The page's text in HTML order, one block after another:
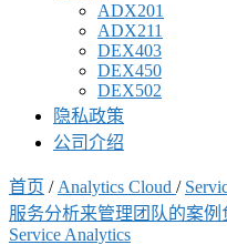
ADX201
ADX211
DEX403
DEX450
DEX502
隐私政策
公司介绍
首页 / Analytics Cloud /
服务分析来管理团队的案例
Service Analytics